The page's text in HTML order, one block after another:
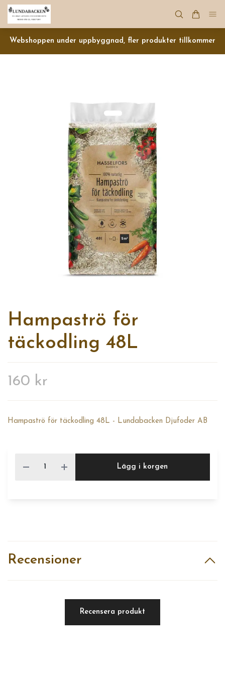
Webshoppen under uppbyggnad, fler produkter tillkommer
Hampaströ för
täckodling 48L
160 kr
Hampaströ för täckodling 48L - Lundabacken Djufoder AB
Lägg i korgen
Recensioner
Recensera produkt